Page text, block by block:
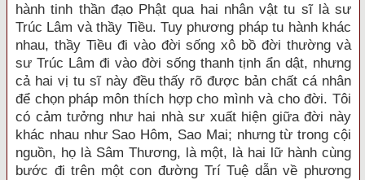
hành tinh thần đạo Phật qua hai nhân vật tu sĩ là sư
Trúc Lâm và thầy Tiều. Tuy phương pháp tu hành khác
nhau, thầy Tiều đi vào đời sống xô bồ đời thường và
sư Trúc Lâm đi vào đời sống thanh tịnh ẩn dật, nhưng
cả hai vị tu sĩ này đều thấy rõ được bản chất cá nhân
để chọn pháp môn thích hợp cho mình và cho đời. Tôi
có cảm tưởng như hai nhà sư xuất hiện giữa đời này
khác nhau như Sao Hôm, Sao Mai; nhưng từ trong cội
nguồn, họ là Sâm Thương, là một, là hai lữ hành cùng
bước đi trên một con đường Trí Tuệ dẫn về phương